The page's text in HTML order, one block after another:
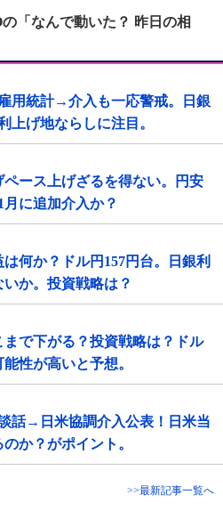
「なんで動いた？ 昨日の相
用統計→介入も一応警戒。日銀
上げ地ならしに注目。
ース上げざるを得ない。円安
月に追加介入か？
何か？ドル円157円台。日銀利
いか。投資戦略は？
で下がる？投資戦略は？ドル
性が高いと予想。
話→日米協調介入公表！日米当
か？がポイント。
>>最新記事一覧へ